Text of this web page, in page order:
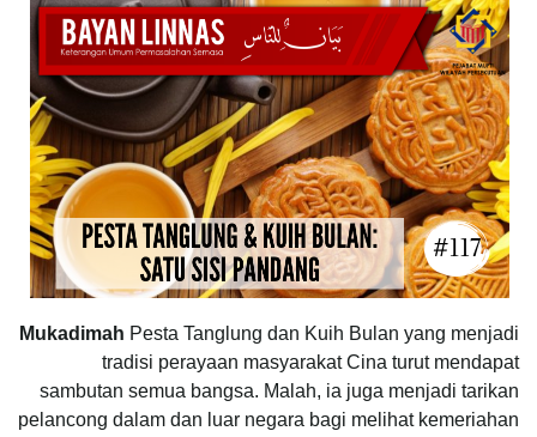
Mukadimah Pesta Tanglung dan Kuih Bulan yang menjadi
tradisi perayaan masyarakat Cina turut mendapat
sambutan semua bangsa. Malah, ia juga menjadi tarikan
pelancong dalam dan luar negara bagi melihat kemeriahan